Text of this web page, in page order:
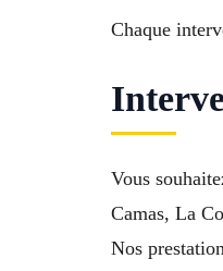
Chaque
Vous
Camas, La
Nos